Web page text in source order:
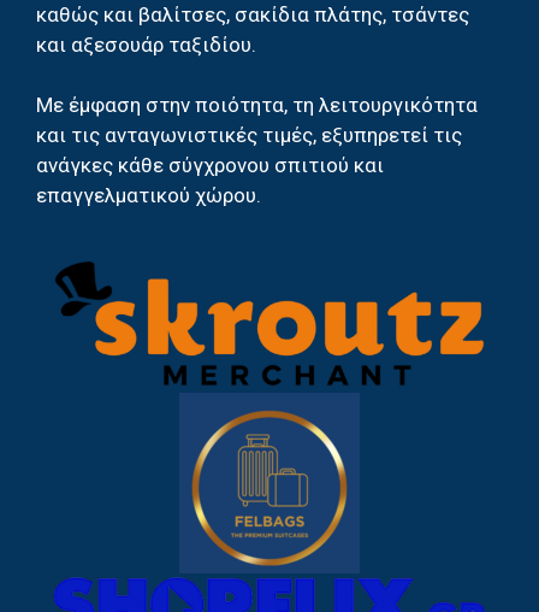
καθώς και βαλίτσες, σακίδια πλάτης, τσάντες
και αξεσουάρ ταξιδίου.
Με έμφαση στην ποιότητα, τη λειτουργικότητα
και τις ανταγωνιστικές τιμές, εξυπηρετεί τις
ανάγκες κάθε σύγχρονου σπιτιού και
επαγγελματικού χώρου.